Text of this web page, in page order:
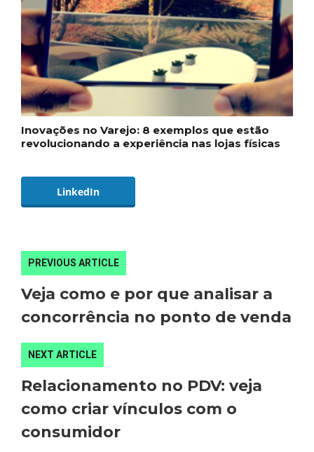
Inovações no Varejo: 8 exemplos que estão
revolucionando a experiência nas lojas físicas
LinkedIn
PREVIOUS ARTICLE
Veja como e por que analisar a
concorrência no ponto de venda
NEXT ARTICLE
Relacionamento no PDV: veja
como criar vínculos com o
consumidor
Editor Picks